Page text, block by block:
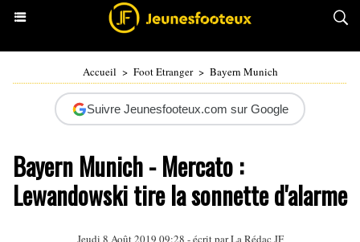
Accueil > Foot Etranger > Bayern Munich
Suivre Jeunesfooteux.com sur Google
Bayern Munich - Mercato :
Lewandowski tire la sonnette d'alarme
Jeudi 8 Août 2019 09:28 - écrit par La Rédac JF